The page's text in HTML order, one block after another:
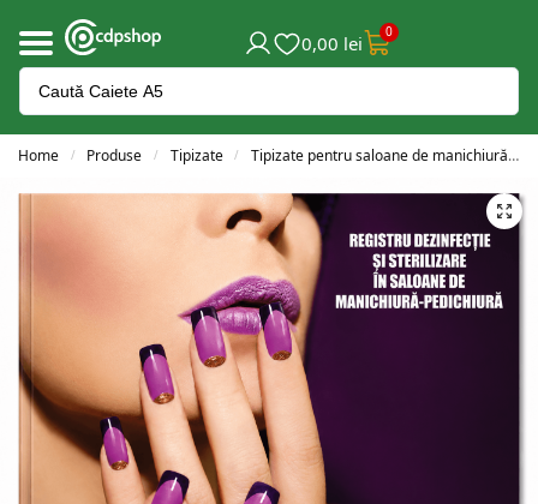
0,00 lei 0
Home / Produse / Tipizate / Tipizate pentru saloane de manichiură